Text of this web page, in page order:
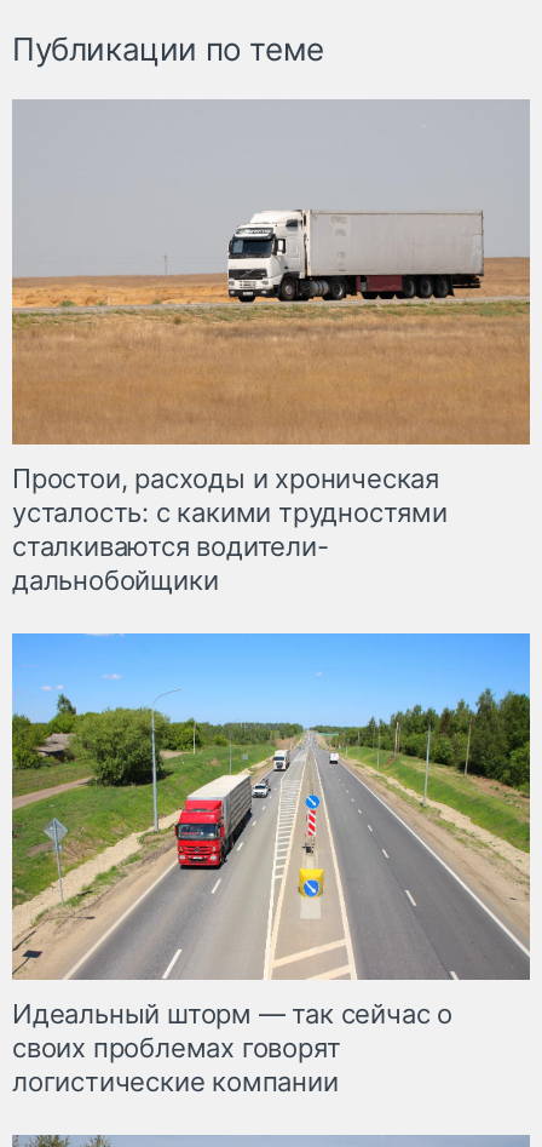
Публикации по теме
Простои, расходы и хроническая
усталость: с какими трудностями
сталкиваются водители-
дальнобойщики
Идеальный шторм — так сейчас о
своих проблемах говорят
логистические компании